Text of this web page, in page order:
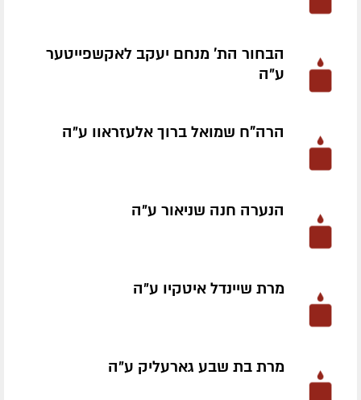
הבחור הת' מנחם יעקב לאקשפייטער
ע״ה
הרה"ח שמואל ברוך אלעזראוו ע״ה
הנערה חנה שניאור ע״ה
מרת שיינדל איטקיו ע״ה
מרת בת שבע גארעליק ע״ה